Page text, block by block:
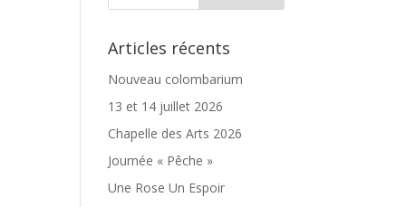
Articles récents
Nouveau colombarium
13 et 14 juillet 2026
Chapelle des Arts 2026
Journée « Pêche »
Une Rose Un Espoir